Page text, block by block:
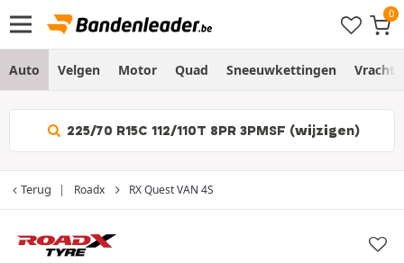
Auto Velgen Motor Quad Sneeuwkettingen
225/70 R15C 112/110T 8PR 3PMSF (wijzigen)
Terug Roadx RX Quest VAN 4S